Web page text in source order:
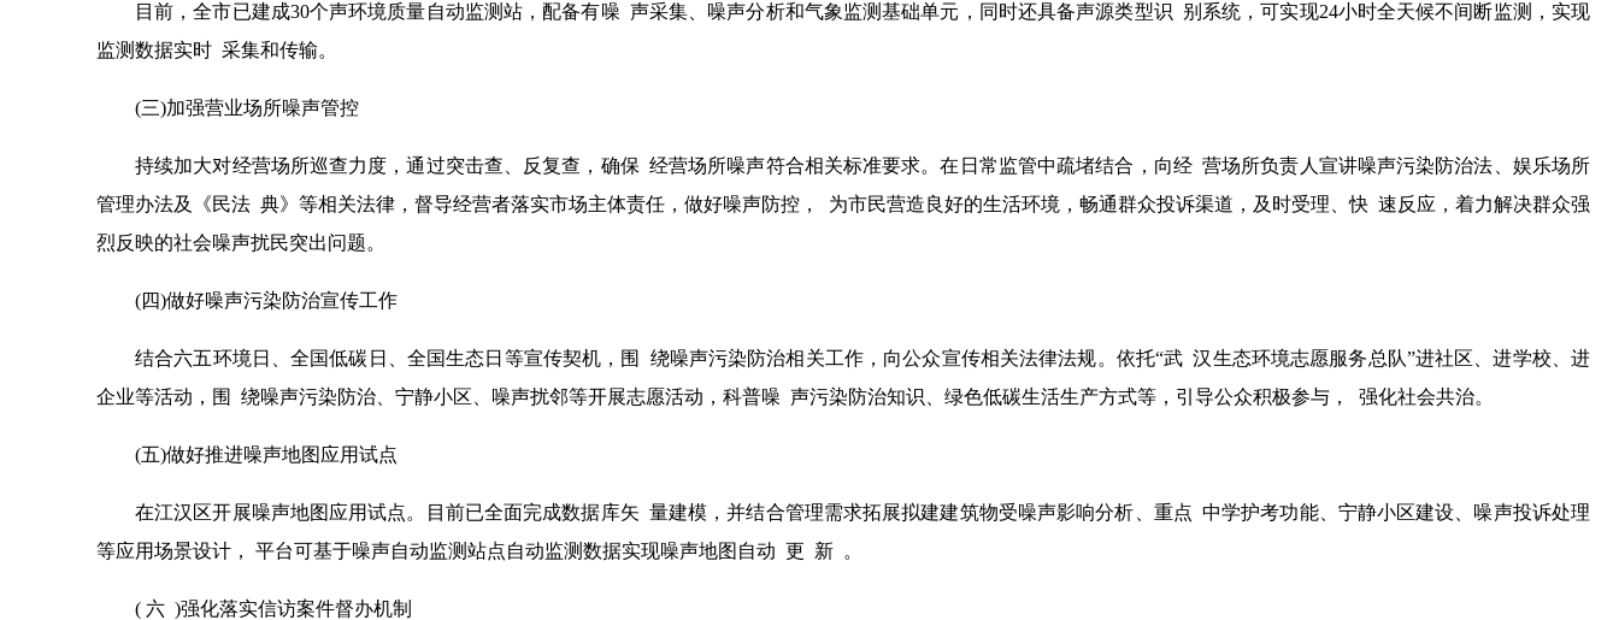
目前，全市已建成30个声环境质量自动监测站，配备有噪 声采集、噪声分析和气象监测基础单元，同时还具备声源类型识 别系统，可实现24小时全天候不间断监测，实现
监测数据实时 采集和传输。
(三)加强营业场所噪声管控
持续加大对经营场所巡查力度，通过突击查、反复查，确保 经营场所噪声符合相关标准要求。在日常监管中疏堵结合，向经 营场所负责人宣讲噪声污染防治法、娱乐场所
管理办法及《民法 典》等相关法律，督导经营者落实市场主体责任，做好噪声防控， 为市民营造良好的生活环境，畅通群众投诉渠道，及时受理、快 速反应，着力解决群众强
烈反映的社会噪声扰民突出问题。
(四)做好噪声污染防治宣传工作
结合六五环境日、全国低碳日、全国生态日等宣传契机，围 绕噪声污染防治相关工作，向公众宣传相关法律法规。依托“武 汉生态环境志愿服务总队”进社区、进学校、进
企业等活动，围 绕噪声污染防治、宁静小区、噪声扰邻等开展志愿活动，科普噪 声污染防治知识、绿色低碳生活生产方式等，引导公众积极参与， 强化社会共治。
(五)做好推进噪声地图应用试点
在江汉区开展噪声地图应用试点。目前已全面完成数据库矢 量建模，并结合管理需求拓展拟建建筑物受噪声影响分析、重点 中学护考功能、宁静小区建设、噪声投诉处理
等应用场景设计， 平台可基于噪声自动监测站点自动监测数据实现噪声地图自动 更 新 。
( 六 )强化落实信访案件督办机制